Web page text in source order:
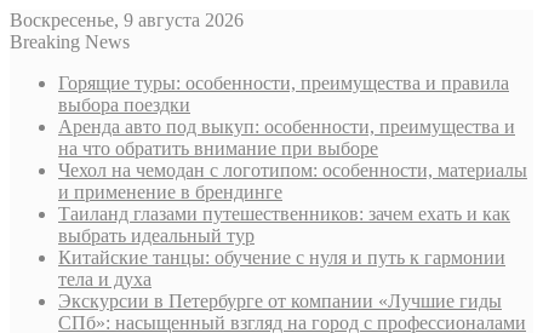
Воскресенье, 9 августа 2026
Breaking News
Горящие туры: особенности, преимущества и правила
выбора поездки
Аренда авто под выкуп: особенности, преимущества и
на что обратить внимание при выборе
Чехол на чемодан с логотипом: особенности, материалы
и применение в брендинге
Таиланд глазами путешественников: зачем ехать и как
выбрать идеальный тур
Китайские танцы: обучение с нуля и путь к гармонии
тела и духа
Экскурсии в Петербурге от компании «Лучшие гиды
СПб»: насыщенный взгляд на город с профессионалами